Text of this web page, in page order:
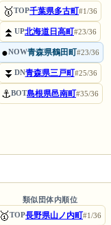
🥇TOP千葉県多古町#1/36
⏫ UP北海道日高町#23/36
●NOW青森県鶴田町#23/36
⏬ DN青森県三戸町#25/36
⚓BOT島根県邑南町#35/36
類似団体内順位
🥇TOP長野県山ノ内町#1/36